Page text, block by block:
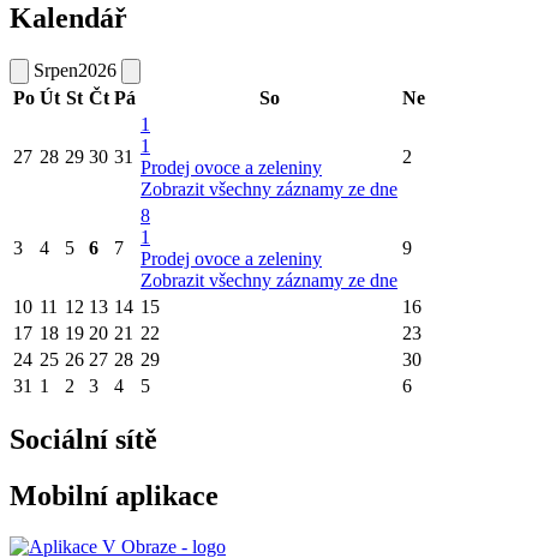
Kalendář
Srpen2026
Po Út St Čt Pá So Ne
27 28 29 30 31
1
1
Prodej ovoce a zeleniny
Zobrazit všechny záznamy ze dne
2
3 4 5 6 7
8
1
Prodej ovoce a zeleniny
Zobrazit všechny záznamy ze dne
9
10 11 12 13 14 15
16
17 18 19 20 21 22
23
24 25 26 27 28 29
30
31 1 2 3 4 5 6
Sociální sítě
Mobilní aplikace